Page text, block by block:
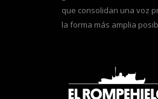
que consolidan una voz
la forma más amplia